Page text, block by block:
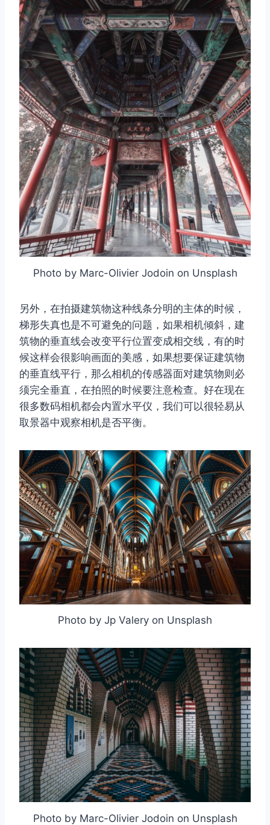
Photo by Marc-Olivier Jodoin on Unsplash
另外，在拍摄建筑物这种线条分明的主体的时候，
梯形失真也是不可避免的问题，如果相机倾斜，建
筑物的垂直线会改变平行位置变成相交线，有的时
候这样会很影响画面的美感，如果想要保证建筑物
的垂直线平行，那么相机的传感器面对建筑物则必
须完全垂直，在拍照的时候要注意检查。好在现在
很多数码相机都会内置水平仪，我们可以很轻易从
取景器中观察相机是否平衡。
Photo by Jp Valery on Unsplash
Photo by Marc-Olivier Jodoin on Unsplash
取消 搜索